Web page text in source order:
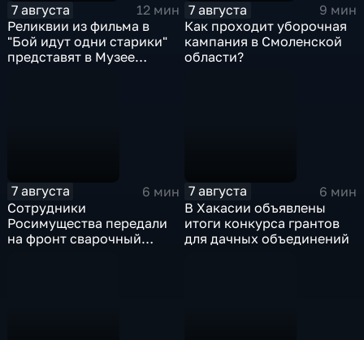
7 августа
12 мин
Реликвии из фильма в
"Бой идут одни старики"
представят в Музее
7 августа
9 мин
Как проходит уборочная
кампания в Смоленской
области?
7 августа
6 мин
Сотрудники
Росимущества передали
на фронт сварочный
7 августа
6 мин
В Хакасии объявлены
итоги конкурса грантов
для дачных объединений